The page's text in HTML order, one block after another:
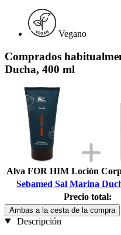
Vegano
Comprados
Ducha, 400 ml
Alva FOR HIM Loción
Sebamed Sal Marina
Precio total:
Ambas a la cesta de la compra
Descripción